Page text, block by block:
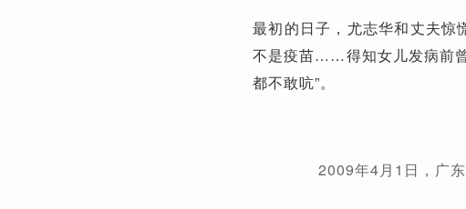
最初的日子，尤志华和丈夫惊
不是疫苗……得知女儿发病前
都不敢吭”。
2009年4月1日，广